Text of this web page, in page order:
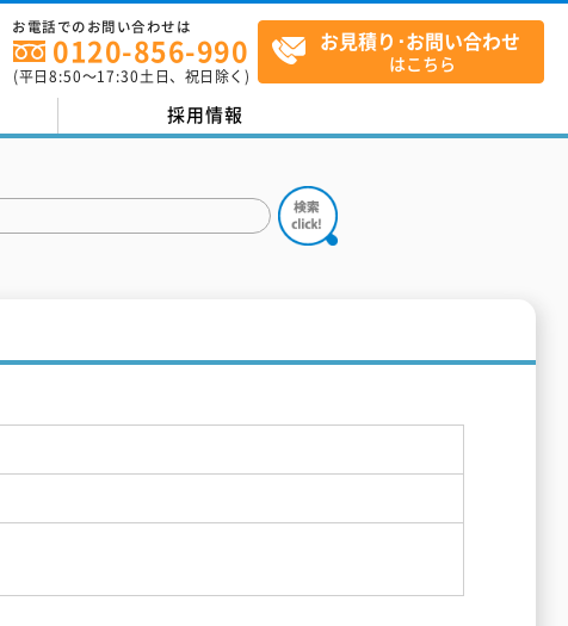
お電話でのお問い合わせは
0120-856-990
(平日8:50～17:30土日、祝日除く)
お見積り･お問い合わせ
はこちら
採用情報